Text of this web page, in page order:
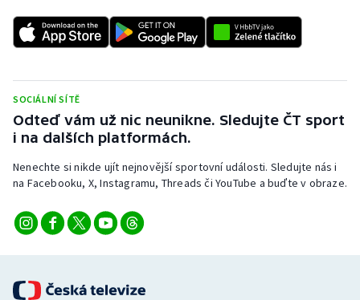
SOCIÁLNÍ SÍTĚ
Odteď vám už nic neunikne. Sledujte ČT sport
i na dalších platformách.
Nenechte si nikde ujít nejnovější sportovní události. Sledujte nás i
na Facebooku, X, Instagramu, Threads či YouTube a buďte v obraze.